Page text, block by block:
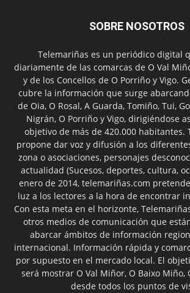
SOBRE NOSOTROS
Telemariñas es un periódico digital
diariamente de las comarcas de O Val
y de los Concellos de O Porriño y Vigo.
cubre la información que surge
de Oia, O Rosal, A Guarda, Tomiño, Tui,
Nigrán, O Porriño y Vigo, dirigiéndose
objetivo de más de 420.000 habitantes.
propone dar voz y difusión a los
zona o asociaciones, personajes
actualidad (Sucesos, deportes, cultura,
enero de 2014, telemariñas.com
luz a los lectores a la hora de encontrar
Con esta meta en el horizonte,
otros medios de comunicación que
abarcar ámbitos de información
internacional. Información rápida y
por supuesto en el mercado local. El
será mostrar O Val Miñor, O Baixo Miño,
desde todos los puntos de